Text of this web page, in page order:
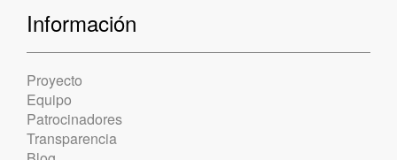
Información
Proyecto
Equipo
Patrocinadores
Transparencia